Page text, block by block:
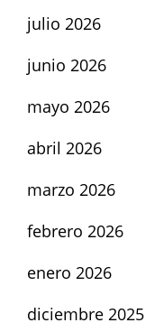
julio 2026
junio 2026
mayo 2026
abril 2026
marzo 2026
febrero 2026
enero 2026
diciembre 2025